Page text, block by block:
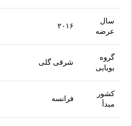
سال
عرضه
۲۰۱۶
گروه
بویایی
شرقی گلی
کشور
مبدأ
فرانسه